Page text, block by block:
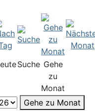
Suche Gehe
zu
Monat
Gehe zu Monat